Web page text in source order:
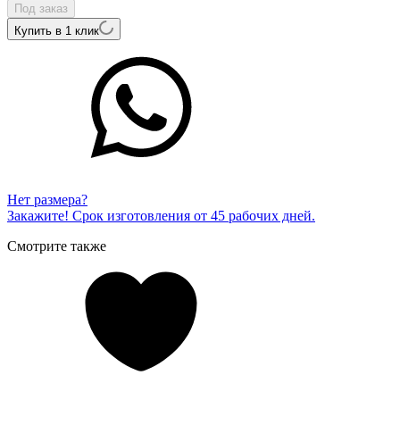
Под заказ
Купить в 1 клик
Нет размера?
Закажите! Срок изготовления от 45 рабочих дней.
Смотрите также